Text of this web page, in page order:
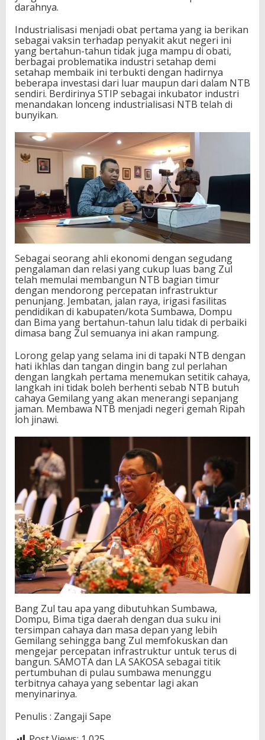
darahnya.
Industrialisasi menjadi obat pertama yang ia berikan
sebagai vaksin terhadap penyakit akut negeri ini
yang bertahun-tahun tidak juga mampu di obati,
berbagai problematika industri setahap demi
setahap membaik ini terbukti dengan hadirnya
beberapa investasi dari luar maupun dari dalam NTB
sendiri. Berdirinya STIP sebagai inkubator industri
menandakan lonceng industrialisasi NTB telah di
bunyikan.
Sebagai seorang ahli ekonomi dengan segudang
pengalaman dan relasi yang cukup luas bang Zul
telah memulai membangun NTB bagian timur
dengan mendorong percepatan infrastruktur
penunjang. Jembatan, jalan raya, irigasi fasilitas
pendidikan di kabupaten/kota Sumbawa, Dompu
dan Bima yang bertahun-tahun lalu tidak di perbaiki
dimasa bang Zul semuanya ini akan rampung.
Lorong gelap yang selama ini di tapaki NTB dengan
hati ikhlas dan tangan dingin bang zul perlahan
dengan langkah pertama menemukan setitik cahaya,
langkah ini tidak boleh berhenti sebab NTB butuh
cahaya Gemilang yang akan menerangi sepanjang
jaman. Membawa NTB menjadi negeri gemah Ripah
loh jinawi.
Bang Zul tau apa yang dibutuhkan Sumbawa,
Dompu, Bima tiga daerah dengan dua suku ini
tersimpan cahaya dan masa depan yang lebih
Gemilang sehingga bang Zul memfokuskan dan
mengejar percepatan infrastruktur untuk terus di
bangun. SAMOTA dan LA SAKOSA sebagai titik
pertumbuhan di pulau sumbawa menunggu
terbitnya cahaya yang sebentar lagi akan
menyinarinya.
Penulis : Zangaji Sape